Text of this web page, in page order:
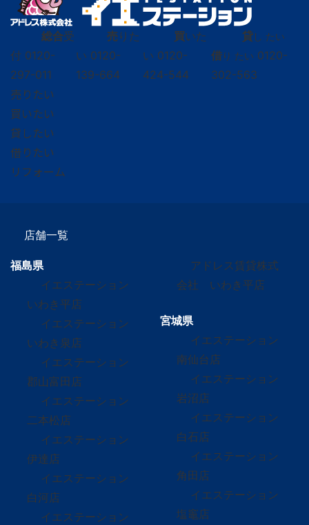
総合受
付 0120-
297-011
売りた
い 0120-
139-664
買いた
い 0120-
424-544
貸し たい
借り たい 0120-
302-563
売りたい
買いたい
貸したい
借りたい
リフォーム
店舗一覧
福島県
イエステーション
いわき平店
イエステーション
いわき泉店
イエステーション
郡山富田店
イエステーション
二本松店
イエステーション
伊達店
イエステーション
白河店
イエステーション
アドレス賃貸株式
会社 いわき平店
宮城県
イエステーション
南仙台店
イエステーション
岩沼店
イエステーション
白石店
イエステーション
角田店
イエステーション
塩竈店